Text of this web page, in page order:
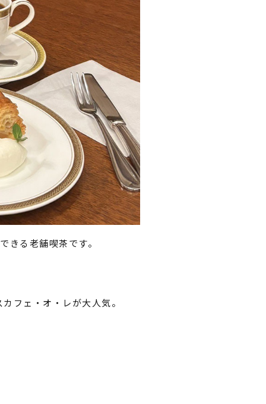
きる老舗喫茶です。
フェ・オ・レが大人気。